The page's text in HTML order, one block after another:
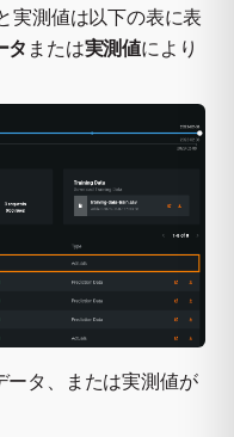
実測値は以下の表に表
タ または実測値により
ータ、または実測値が